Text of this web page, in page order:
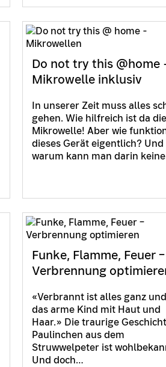
Do not try this @home
Mikrowelle inklusiv
In unserer Zeit muss alles
gehen. Wie hilfreich ist da die
Mikrowelle! Aber wie
dieses Gerät eigentlich? Und
warum kann man darin
Funke, Flamme, Feuer –
Verbrennung
«Verbrannt ist alles ganz
das arme Kind mit Haut und
Haar.» Die traurige
Paulinchen aus dem
Struwwelpeter ist
Und doch…